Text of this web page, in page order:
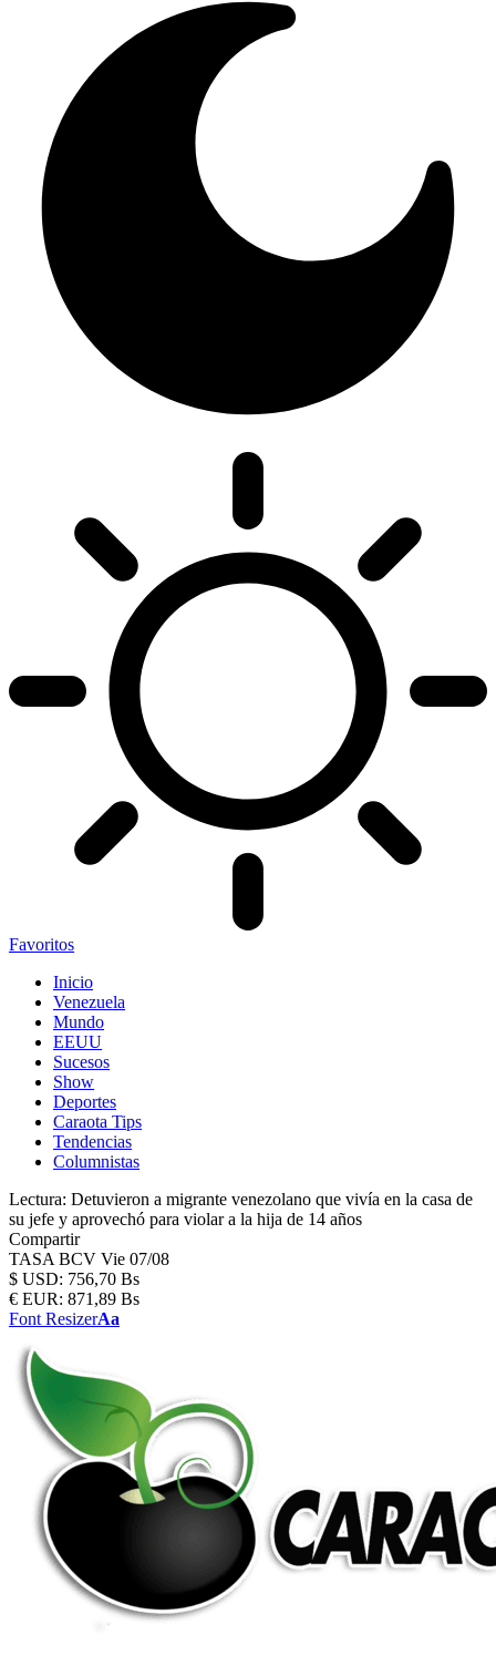
Favoritos
Inicio
Venezuela
Mundo
EEUU
Sucesos
Show
Deportes
Caraota Tips
Tendencias
Columnistas
Lectura: Detuvieron a migrante venezolano que vivía en la casa de
su jefe y aprovechó para violar a la hija de 14 años
Compartir
TASA BCV Vie 07/08
$ USD: 756,70 Bs
€ EUR: 871,89 Bs
Font ResizerAa